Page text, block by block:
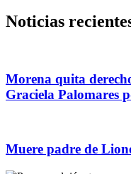
Noticias
Morena quita
Graciela Palomares
Muere padre de